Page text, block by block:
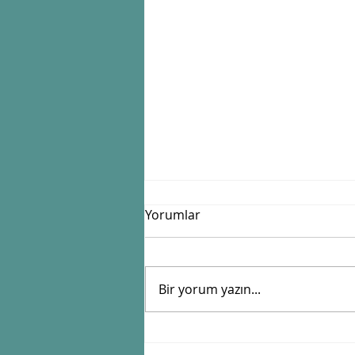
Yorumlar
Bir yorum yazın...